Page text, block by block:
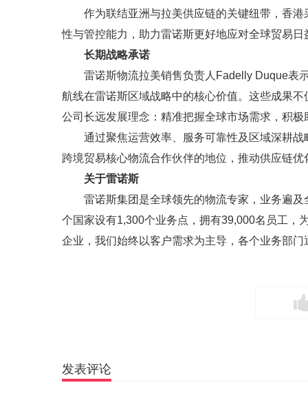
作为联结亚洲与拉美供应链的关键纽带，香
性与管控能力，助力雷诺斯更好地应对全球贸易
长期战略承诺
雷诺斯物流拉美销售负责人Fadelly Duque表
航线在雷诺斯区域战略中的核心价值。这些成果
公司长远发展理念：精准把握全球市场需求，积
通过聚焦运营效率、服务可靠性及区域深耕
跨境贸易核心物流合作伙伴的地位，推动供应链
关于雷诺斯
雷诺斯集团是全球领先的物流专家，业务遍
个国家设有1,300个业务点，拥有39,000名员工，
企业，我们始终以客户需求为主导，各个业务部
发表评论